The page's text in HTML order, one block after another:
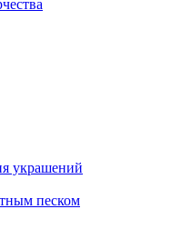
украшений
песком